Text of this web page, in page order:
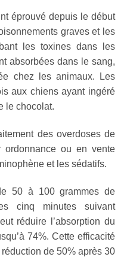
éprouvé depuis le début
graves et les
les toxines dans les
absorbées dans le sang,
chez les animaux. Les
aux chiens ayant ingéré
le chocolat.
des overdoses de
ordonnance ou en vente
et les sédatifs.
50 à 100 grammes de
cinq minutes suivant
réduire l’absorption du
74%. Cette efficacité
de 50% après 30